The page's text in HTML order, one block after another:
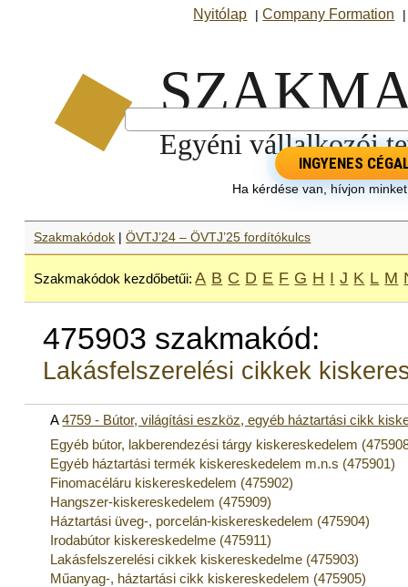
Nyitólap |Company Formation
INGYENES
Ha kérdése van, hívjon
Szakmakódok |ÖVTJ’24 – ÖVTJ’25 fordítókulcs
Szakmakódok kezdőbetűi: A B C D E F G H I J K L M
475903 szakmakód:
Lakásfelszerelési cikkek
A4759 - Bútor, világítási eszköz, egyéb háztartási cikk
Egyéb bútor, lakberendezési tárgy kiskereskedelem
Egyéb háztartási termék kiskereskedelem m.n.s (475901)
Finomacéláru kiskereskedelem (475902)
Hangszer-kiskereskedelem (475909)
Háztartási üveg-, porcelán-kiskereskedelem (475904)
Irodabútor kiskereskedelme (475911)
Lakásfelszerelési cikkek kiskereskedelme (475903)
Műanyag-, háztartási cikk kiskereskedelem (475905)